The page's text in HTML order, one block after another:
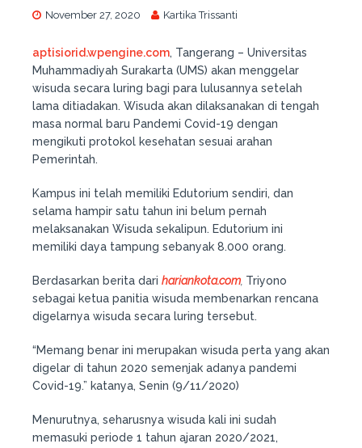
November 27, 2020 Kartika Trissanti
aptisiorid.wpengine.com, Tangerang – Universitas
Muhammadiyah Surakarta (UMS) akan menggelar
wisuda secara luring bagi para lulusannya setelah
lama ditiadakan. Wisuda akan dilaksanakan di tengah
masa normal baru Pandemi Covid-19 dengan
mengikuti protokol kesehatan sesuai arahan
Pemerintah.
Kampus ini telah memiliki Edutorium sendiri, dan
selama hampir satu tahun ini belum pernah
melaksanakan Wisuda sekalipun. Edutorium ini
memiliki daya tampung sebanyak 8.000 orang.
Berdasarkan berita dari hariankota.com Triyono
sebagai ketua panitia wisuda membenarkan rencana
digelarnya wisuda secara luring tersebut.
“Memang benar ini merupakan wisuda perta yang akan
digelar di tahun 2020 semenjak adanya pandemi
Covid-19.” katanya, Senin (9/11/2020)
Menurutnya, seharusnya wisuda kali ini sudah
memasuki periode 1 tahun ajaran 2020/2021,